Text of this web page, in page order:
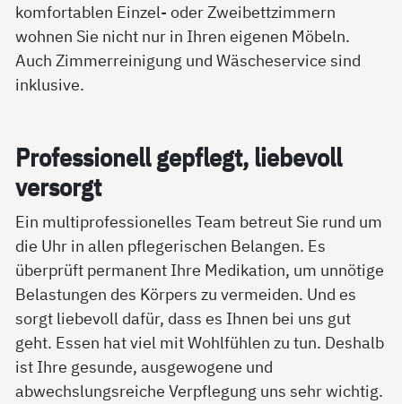
komfortablen Einzel- oder Zweibettzimmern
wohnen Sie nicht nur in Ihren eigenen Möbeln.
Auch Zimmerreinigung und Wäscheservice sind
inklusive.
Pro­fes­sio­nell gepf­legt, lie­be­voll
ver­sorgt
Ein multiprofessionelles Team betreut Sie rund um
die Uhr in allen pflegerischen Belangen. Es
überprüft permanent Ihre Medikation, um unnötige
Belastungen des Körpers zu vermeiden. Und es
sorgt liebevoll dafür, dass es Ihnen bei uns gut
geht. Essen hat viel mit Wohlfühlen zu tun. Deshalb
ist Ihre gesunde, ausgewogene und
abwechslungsreiche Verpflegung uns sehr wichtig.